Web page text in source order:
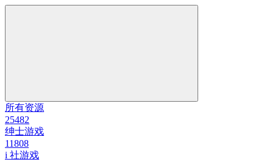
所有资源
25482
绅士游戏
11808
i 社游戏